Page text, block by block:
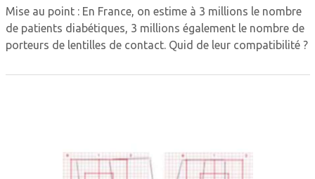
Mise au point : En France, on estime à 3 millions le nombre
de patients diabétiques, 3 millions également le nombre de
porteurs de lentilles de contact. Quid de leur compatibilité ?